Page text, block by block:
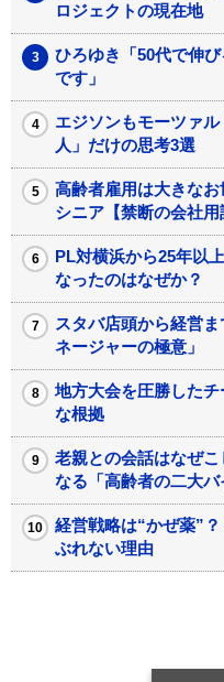
ロジェクトの現在地
ひろゆき「50代で伸
です」
エジソンもモーツァ
人」だけの思考3選
高齢者雇用は大きな
シニア【禁断の会社用
PL対横浜から25年以
なったのはなぜか？
スタバ店頭から経営
ネージャーの極意」
地方大会を圧勝した
な根拠
老親との会話はなぜ
なる「高齢者の二大バ
経営戦略は“かぜ薬”
ぶれない理由